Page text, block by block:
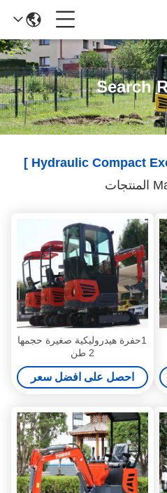
Search
1حفرة هيدروليكية صغيرة حجمها
2 طن
احصل على افضل سعر